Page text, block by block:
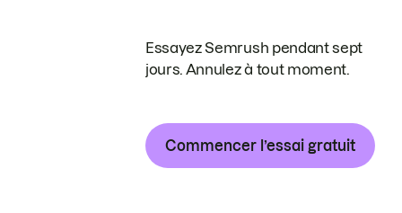
Essayez Semrush pendant sept
jours. Annulez à tout moment.
Commencer l’essai gratuit